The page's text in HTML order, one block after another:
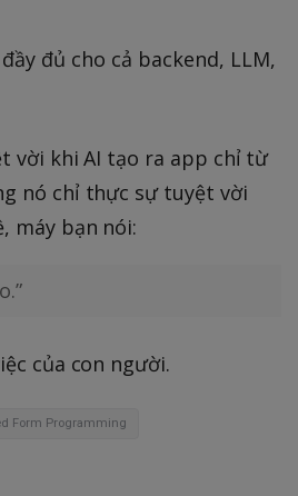
đủ cho cả backend, LLM,
vời khi AI tạo ra app chỉ từ
nó chỉ thực sự tuyệt vời
máy bạn nói:
của con người.
Form Programming